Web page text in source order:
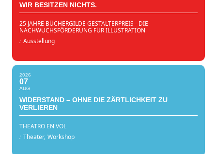
WIR BESITZEN NICHTS.
25 JAHRE BÜCHERGILDE GESTALTERPREIS - DIE
NACHWUCHSFÖRDERUNG FÜR ILLUSTRATION
: Ausstellung
2026
07
AUG
WIDERSTAND – OHNE DIE ZÄRTLICHKEIT ZU
VERLIEREN
THEATRO EN VOL
: Theater, Workshop